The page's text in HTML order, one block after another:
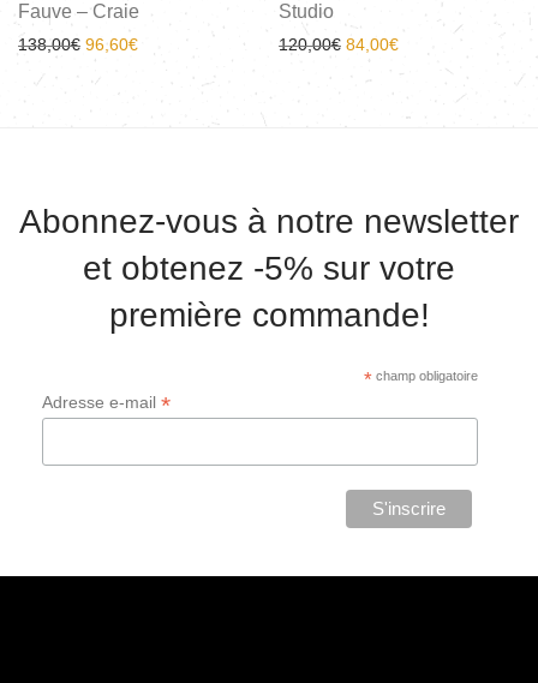
Fauve – Craie
138,00€ 96,60€
Studio
120,00€ 84,00€
Abonnez-vous à notre newsletter
et obtenez -5% sur votre
première commande!
*champ obligatoire
Adresse e-mail *